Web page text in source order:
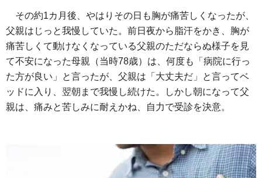
その約1カ月後、やはりその日も胸が痛苦しくなったが、
父親はじっと我慢していた。前日夜から脂汗をかき、胸が
痛苦しくて動けなくなっている父親のただならぬ様子を見
て不安になった母親（当時78歳）は、何度も「病院に行っ
た方が良い」と言ったが、父親は「大丈夫だ」と言ってベ
ッドに入り、翌朝まで我慢し続けた。しかし朝になって父
親は、痛みと苦しみに耐えかね、自力で受診を決意。